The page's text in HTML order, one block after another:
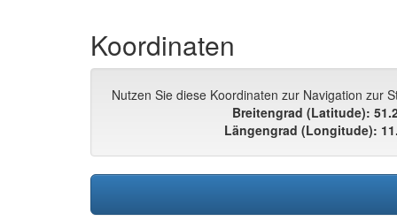
Koordinaten
Nutzen Sie diese Koordinaten zur Navigation zur
Breitengrad (Latitude):
Längengrad (Longitude):